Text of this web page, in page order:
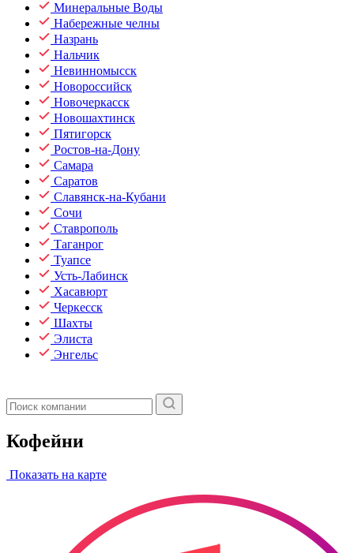
Минеральные Воды
Набережные челны
Назрань
Нальчик
Невинномысск
Новороссийск
Новочеркасск
Новошахтинск
Пятигорск
Ростов-на-Дону
Самара
Саратов
Славянск-на-Кубани
Сочи
Ставрополь
Таганрог
Туапсе
Усть-Лабинск
Хасавюрт
Черкесск
Шахты
Элиста
Энгельс
Кофейни
Показать на карте